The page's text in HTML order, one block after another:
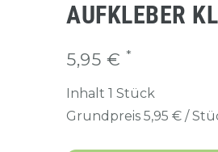
AUFKLEBER
5,95 € *
Inhalt 1 Stück
Grundpreis 5,95 € /